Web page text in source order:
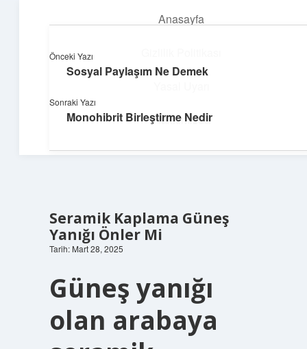
Anasayfa
Hakkımızda
Dijital Dünya Günlüğü
Seramik Kaplama Güneş
Yanığı Önler Mi
Tarih: Mart 28, 2025
Güneş yanığı
olan arabaya
Önceki Yazı
Sosyal Paylaşım Ne Demek
Sonraki Yazı
Monohibrit Birleştirme Nedir